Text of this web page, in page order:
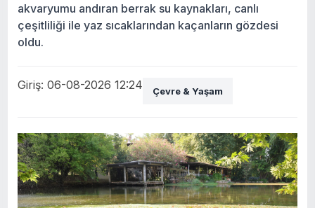
akvaryumu andıran berrak su kaynakları, canlı
çeşitliliği ile yaz sıcaklarından kaçanların gözdesi
oldu.
Giriş: 06-08-2026 12:24 Çevre & Yaşam